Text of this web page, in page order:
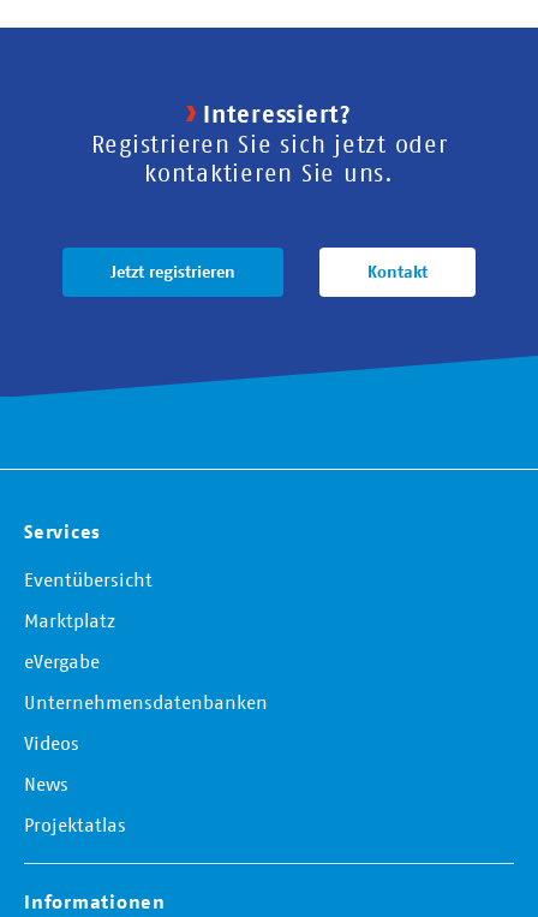
Interessiert?
Registrieren Sie sich jetzt oder
kontaktieren Sie uns.
Jetzt registrieren Kontakt
Services
Eventübersicht
Marktplatz
eVergabe
Unternehmensdatenbanken
Videos
News
Projektatlas
Informationen